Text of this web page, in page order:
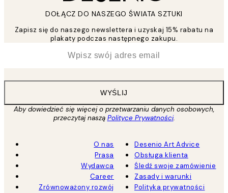
DOŁĄCZ DO NASZEGO ŚWIATA SZTUKI
Zapisz się do naszego newslettera i uzyskaj 15% rabatu na
plakaty podczas następnego zakupu.
WYŚLIJ
Aby dowiedzieć się więcej o przetwarzaniu danych osobowych,
przeczytaj naszą Polityce Prywatności.
O nas
Prasa
Wydawca
Career
Zrównoważony rozwój
Desenio Art Advice
Obsługa klienta
Śledź swoje zamówienie
Zasady i warunki
Polityka prywatności